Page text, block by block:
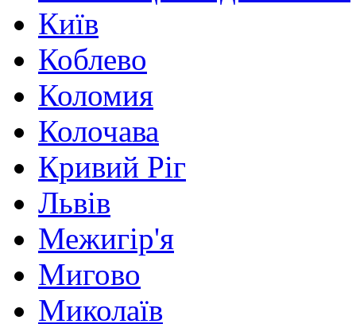
Київ
Коблево
Коломия
Колочава
Кривий Ріг
Львів
Межигір'я
Мигово
Миколаїв